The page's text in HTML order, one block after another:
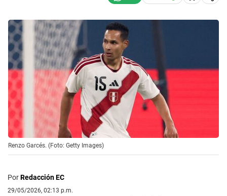
Renzo Garcés. (Foto: Getty Images)
PorRedacción EC
29/05/2026, 02:13 p.m.